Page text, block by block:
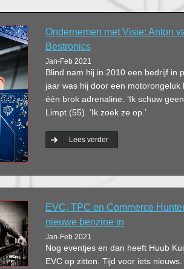
Ondernemen met Visie: Anton
Bestronics
Jan-Feb 2021
Blind nam hij in 2010 een bedrijf in
jaar was hij door een motorongeluk
één brok adrenaline. ‘Ik schuw
Limpt (55). ‘Ik zoek ze op.’
Lees verder
EVC, TPC en Commerce
nieuwe benzine in
Jan-Feb 2021
Nog eventjes en dan heeft Huub
EVC op zitten. Tijd voor iets